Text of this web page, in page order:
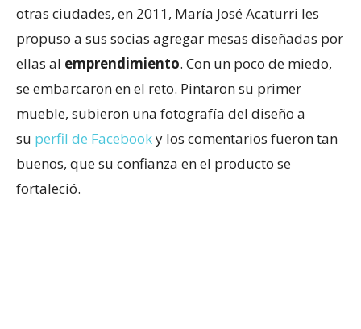
otras ciudades, en 2011, María José Acaturri les
propuso a sus socias agregar mesas diseñadas por
ellas al emprendimiento. Con un poco de miedo,
se embarcaron en el reto. Pintaron su primer
mueble, subieron una fotografía del diseño a
su perfil de Facebooky los comentarios fueron tan
buenos, que su confianza en el producto se
fortaleció.